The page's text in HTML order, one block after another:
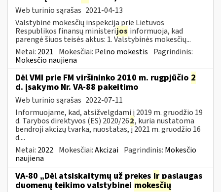
Web turinio sąrašas 2021-04-13
Valstybinė mokesčių inspekcija prie Lietuvos
Respublikos finansų ministerijos informuoja, kad
parengė šiuos teisės aktus: 1. Valstybinės mokesčių...
Metai: 2021 Mokesčiai: Pelno mokestis Pagrindinis:
Mokesčio naujiena
Dėl VMI prie FM viršininko 2010 m. rugpjūčio 2
d. įsakymo Nr. VA-88 pakeitimo
Web turinio sąrašas 2022-07-11
Informuojame, kad, atsižvelgdami į 2019 m. gruodžio 19
d. Tarybos direktyvos (ES) 2020/262, kuria nustatoma
bendroji akcizų tvarka, nuostatas, į 2021 m. gruodžio 16
d....
Metai: 2022 Mokesčiai:Akcizai Pagrindinis: Mokesčio
naujiena
VA-80 „Dėl atsiskaitymų už prekes ir paslaugas
duomenų teikimo valstybinei mokesčių